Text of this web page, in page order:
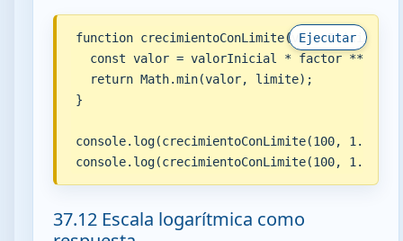
Ejecutar
function
const valor = valorInicial * factor **
  return Math.min(valor, limite);
}
console.log(crecimientoConLimite(100, 1.5,
console.log(crecimientoConLimite(100, 1.5,
37.12 Escala logarítmica como